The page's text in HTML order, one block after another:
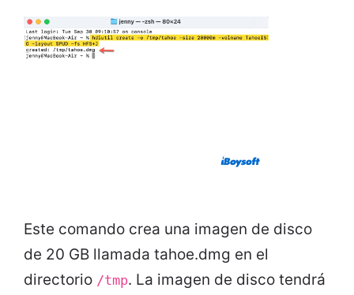
Este comando crea una imagen de disco
de 20 GB llamada tahoe.dmg en el
directorio /tmp. La imagen de disco tendrá